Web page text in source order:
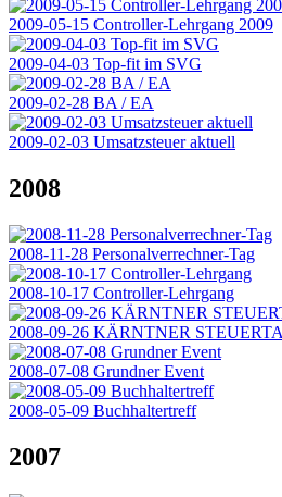
2009-05-15 Controller-Lehrgang 2009
2009-04-03 Top-fit im SVG
2009-02-28 BA / EA
2009-02-03 Umsatzsteuer aktuell
2008
2008-11-28 Personalverrechner-Tag
2008-10-17 Controller-Lehrgang
2008-09-26 KÄRNTNER
2008-07-08 Grundner Event
2008-05-09 Buchhaltertreff
2007